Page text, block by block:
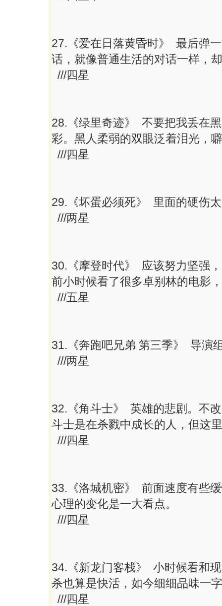
27.《爱在日落黄昏时》 最后弹
话，就像普通生活的对话一样，
///四星
28.《绿里奇迹》 不要把我丢在
彩。黑人柔弱的双眼泛着泪光，
///四星
29.《坏蛋必须死》 里面的硬伤
///两星
30.《摩登时代》 应该努力坚强
前小时候看了很多卓别林的电影
///五星
31.《奔跑吧兄弟 第三季》 导演
///两星
32.《角斗士》 英雄的悲剧。不
斗士是在杀戮中成长的人，但这
///四星
33.《洛城机密》 前面速度有些
心理的变化是一大看点。
///四星
34.《新龙门客栈》 小时候看和
杀也算是快活，如今细细品味一
///四星